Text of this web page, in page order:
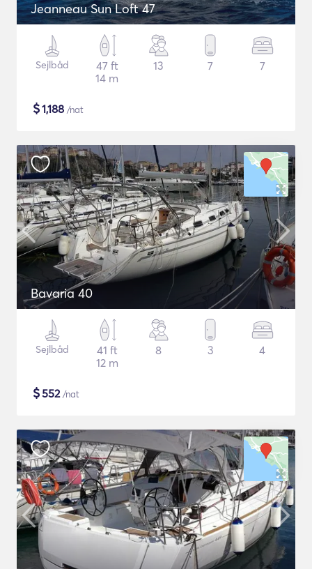
Jeanneau Sun Loft 47
Sejlbåd
47 ft
14 m
13 7 7
$1,188 /nat
Bavaria 40
Sejlbåd
41 ft
12 m
8 3 4
$552/nat